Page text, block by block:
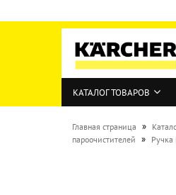
КАТАЛОГ ТОВАРОВ
Главная страница »
пароочистителей » Ручка